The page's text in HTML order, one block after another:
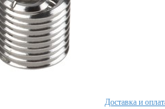
Доставка и